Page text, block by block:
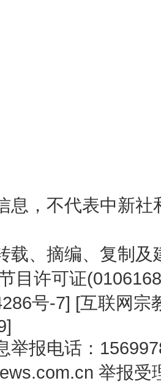
息，不代表中新
载、摘编、复制
目许可证
号-7] [互联网宗
]
举报电话：
举报受